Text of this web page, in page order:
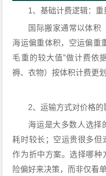
1、基础计费逻辑：
国际搬家通常以体积
海运偏重体积，空运偏重
毛重的较大值”做计费依
褥、衣物）按体积计费更
2、运输方式对价格的
海运是大多数人选择
耗时较长；空运贵很多但
作为折中方案。选择哪种
险偏好来决策，而非仅看